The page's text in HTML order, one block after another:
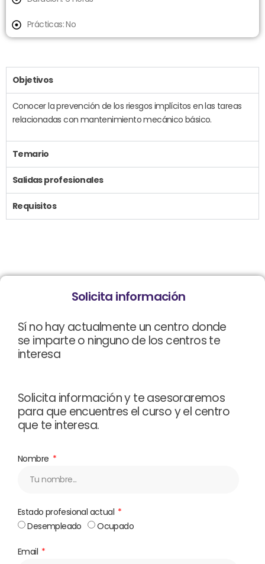
Prácticas: No
Objetivos
Conocer la prevención de los riesgos implícitos en las tareas
relacionadas con mantenimiento mecánico básico.
Temario
Salidas profesionales
Requisitos
Solicita información
Sí no hay actualmente un centro donde
se imparte o ninguno de los centros te
interesa
Solicita información y te asesoraremos
para que encuentres el curso y el centro
que te interesa.
Nombre
Estado profesional actual
Desempleado
Ocupado
Email